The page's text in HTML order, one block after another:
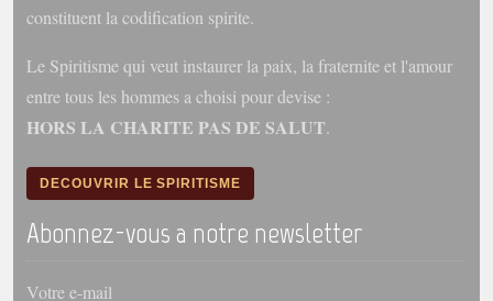
Filmothèque
Les Illustrés
Vidéos courtes de Divaldo
constituent la codification spirite.
Le Spiritisme qui veut instaurer la paix, la fraternite et l'amour
entre tous les hommes a choisi pour devise :
HORS LA CHARITE PAS DE SALUT.
DECOUVRIR LE SPIRITISME
Abonnez-vous a notre newsletter
Votre e-mail